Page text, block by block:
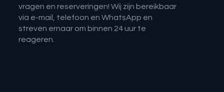
vragen en reserveringen! Wij zijn bereikbaar
via e-mail, telefoon en WhatsApp en
streven ernaar om binnen 24 uur te
reageren.